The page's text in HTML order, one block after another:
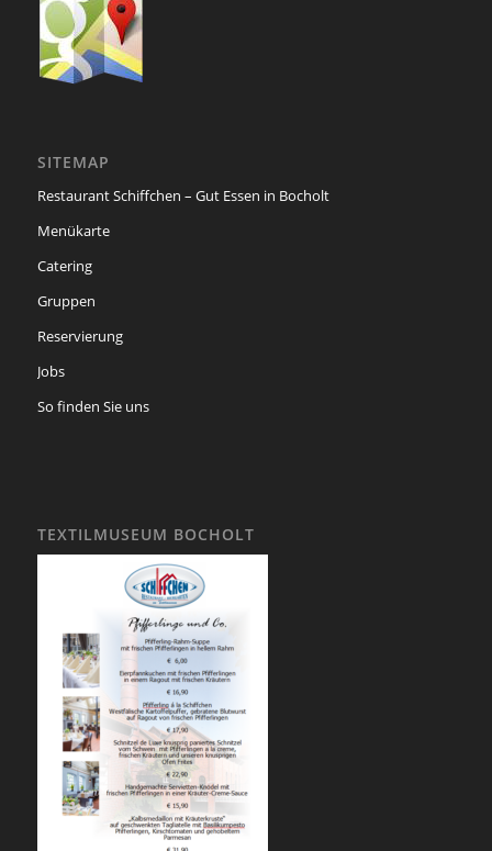
SITEMAP
Restaurant Schiffchen – Gut Essen in Bocholt
Menükarte
Catering
Gruppen
Reservierung
Jobs
So finden Sie uns
TEXTILMUSEUM BOCHOLT